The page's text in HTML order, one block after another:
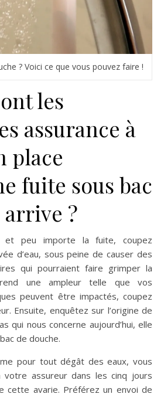
? Voici ce que vous pouvez faire !
les
assurance à
place
fuite sous bac
?
et peu importe la fuite, coupez
d’eau, sous peine de causer des
qui pourraient faire grimper la
une ampleur telle que vos
peuvent être impactés, coupez
Ensuite, enquêtez sur l’origine de
qui nous concerne aujourd’hui, elle
de douche.
pour tout dégât des eaux, vous
assureur dans les cinq jours
cette avarie. Préférez un envoi de